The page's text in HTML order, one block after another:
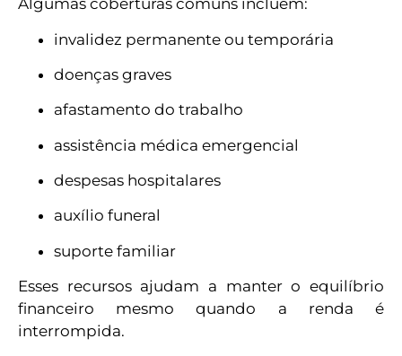
Algumas coberturas comuns incluem:
invalidez permanente ou temporária
doenças graves
afastamento do trabalho
assistência médica emergencial
despesas hospitalares
auxílio funeral
suporte familiar
Esses recursos ajudam a manter o equilíbrio
financeiro mesmo quando a renda é
interrompida.